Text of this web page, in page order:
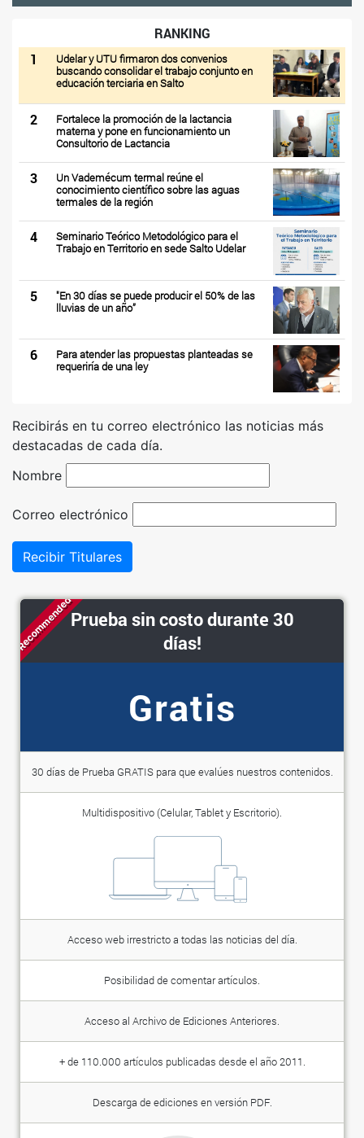
RANKING
1
Udelar y UTU firmaron dos convenios
buscando consolidar el trabajo conjunto en
educación terciaria en Salto
2
Fortalece la promoción de la lactancia
materna y pone en funcionamiento un
Consultorio de Lactancia
3
Un Vademécum termal reúne el
conocimiento científico sobre las aguas
termales de la región
4
Seminario Teórico Metodológico para el
Trabajo en Territorio en sede Salto Udelar
5
"En 30 días se puede producir el 50% de las
lluvias de un año”
6
Para atender las propuestas planteadas se
requeriría de una ley
Recibirás en tu correo electrónico las noticias más
destacadas de cada día.
Nombre
Correo electrónico
Recibir Titulares
RecommendedPrueba sin costo durante 30
días!
Gratis
30 días de Prueba GRATIS para que evalúes nuestros contenidos.
Multidispositivo (Celular, Tablet y Escritorio).
Acceso web irrestricto a todas las noticias del día.
Posibilidad de comentar artículos.
Acceso al Archivo de Ediciones Anteriores.
+ de 110.000 artículos publicadas desde el año 2011.
Descarga de ediciones en versión PDF.